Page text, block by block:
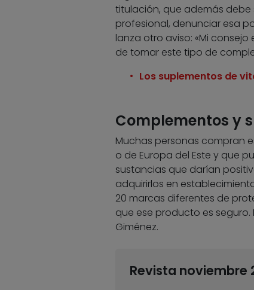
titulación, que además debe
profesional, denunciar esa
lanza otro aviso: «Mi
de tomar este tipo de
Los suplementos de
Complementos y
Muchas personas compran
o de Europa del Este y que
sustancias que darían
adquirirlos en
20 marcas diferentes de
que ese producto es
Giménez.
Revista noviembre